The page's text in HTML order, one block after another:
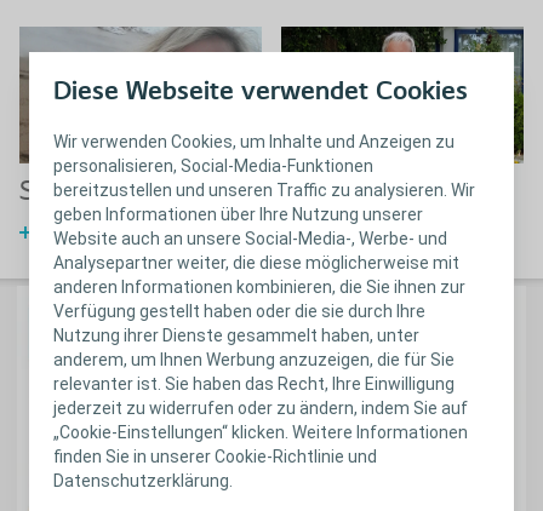
Diese Webseite verwendet Cookies
Wir verwenden Cookies, um Inhalte und Anzeigen zu
personalisieren, Social-Media-Funktionen
bereitzustellen und unseren Traffic zu analysieren. Wir
geben Informationen über Ihre Nutzung unserer
Website auch an unsere Social-Media-, Werbe- und
Analysepartner weiter, die diese möglicherweise mit
anderen Informationen kombinieren, die Sie ihnen zur
Verfügung gestellt haben oder die sie durch Ihre
Nutzung ihrer Dienste gesammelt haben, unter
anderem, um Ihnen Werbung anzuzeigen, die für Sie
relevanter ist. Sie haben das Recht, Ihre Einwilligung
jederzeit zu widerrufen oder zu ändern, indem Sie auf
„Cookie-Einstellungen“ klicken. Weitere Informationen
finden Sie in unserer Cookie-Richtlinie und
Datenschutzerklärung.
Sabine B.
Reisebericht lesen
Ulrike P.
Reisebericht lesen